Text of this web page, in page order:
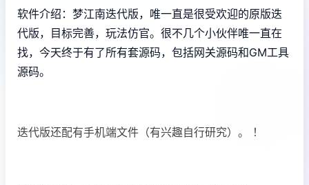
软件介绍：梦江南迭代版，唯一直是很受欢迎的原版迭
代版，目标完善，玩法仿官。很不几个小伙伴唯一直在
找，今天终于有了所有套源码，包括网关源码和GM工具
源码。
迭代版还配有手机端文件（有兴趣自行研究）。 ！